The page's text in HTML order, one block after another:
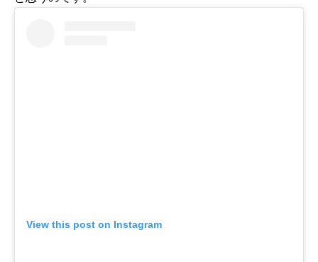
View this post on Instagram